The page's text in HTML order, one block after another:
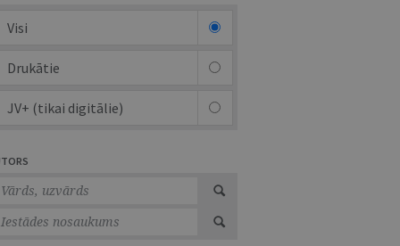
Visi
Drukātie
JV+ (tikai digitālie)